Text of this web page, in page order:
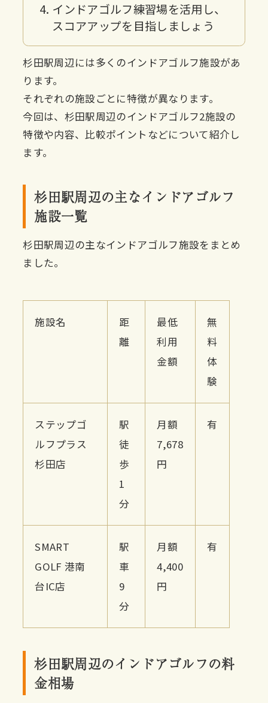
インドアゴルフ練習場を活用し、
スコアアップを目指しましょう
杉田駅周辺には多くのインドアゴルフ施設があ
ります。
それぞれの施設ごとに特徴が異なります。
今回は、杉田駅周辺のインドアゴルフ2施設の
特徴や内容、比較ポイントなどについて紹介し
ます。
杉田駅周辺の主なインドアゴルフ
施設一覧
杉田駅周辺の主なインドアゴルフ施設をまとめ
ました。
施設名
距
離
最低
利用
金額
無
料
体
験
ステップゴ
ルフプラス
杉田店
駅
徒
歩
1
分
月額
7,678
円
有
SMART
GOLF 港南
台IC店
駅
車
9
分
月額
4,400
円
有
杉田駅周辺のインドアゴルフの料
金相場